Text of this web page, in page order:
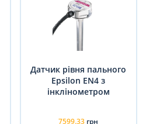
Датчик рівня пального
Epsilon EN4 з
інклінометром
7599.33 грн